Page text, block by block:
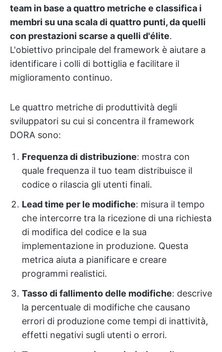
team in base a quattro metriche e classifica i
membri su una scala di quattro punti, da quelli
con prestazioni scarse a quelli d'élite.
L'obiettivo principale del framework è aiutare a
identificare i colli di bottiglia e facilitare il
miglioramento continuo.
Le quattro metriche di produttività degli
sviluppatori su cui si concentra il framework
DORA sono:
Frequenza di distribuzione: mostra con
quale frequenza il tuo team distribuisce il
codice o rilascia gli utenti finali.
Lead time per le modifiche: misura il tempo
che intercorre tra la ricezione di una richiesta
di modifica del codice e la sua
implementazione in produzione. Questa
metrica aiuta a pianificare e creare
programmi realistici.
Tasso di fallimento delle modifiche: descrive
la percentuale di modifiche che causano
errori di produzione come tempi di inattività,
effetti negativi sugli utenti o errori.